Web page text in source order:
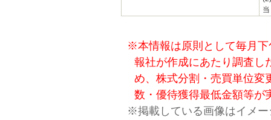
当
※本情報は原則として毎月
報社が作成にあたり調査し
め、株式分割・売買単位変
数・優待獲得最低金額等が
※掲載している画像はイメ